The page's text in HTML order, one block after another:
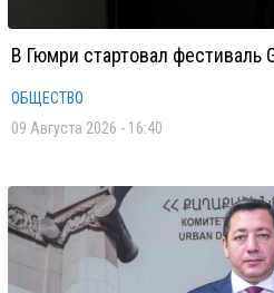
В Гюмри стартовал фестиваль
ОБЩЕСТВО
09 Августа 2026 - 16:40